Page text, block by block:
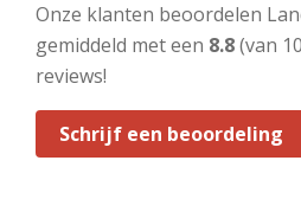
Onze klanten beoordelen
gemiddeld met een 8.8(van
reviews!
Schrijf een beoordeling